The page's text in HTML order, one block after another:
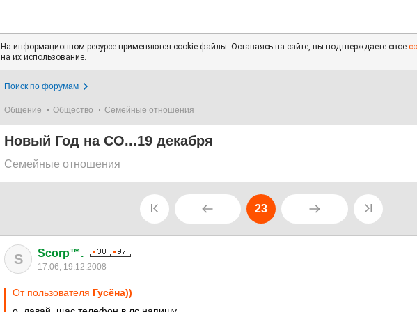
На информационном ресурсе применяются cookie-файлы. Оставаясь на сайте, вы подтверждаете свое
на их использование.
Поиск по форумам
Общение Общество Семейные отношения
Новый Год на СО...19 декабря
Семейные отношения
23
S Scorp™.
17:06, 19.12.2008
От пользователя Гусёна))